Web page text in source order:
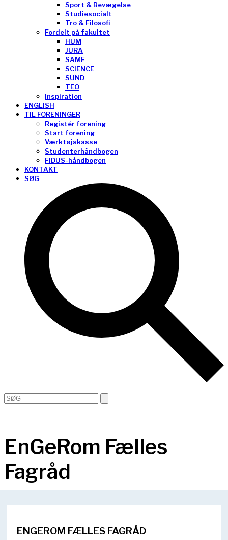
Sport & Bevægelse
Studiesocialt
Tro & Filosofi
Fordelt på fakultet
HUM
JURA
SAMF
SCIENCE
SUND
TEO
Inspiration
ENGLISH
TIL FORENINGER
Registér forening
Start forening
Værktøjskasse
Studenterhåndbogen
FIDUS-håndbogen
KONTAKT
SØG
Open
mobile
Close
mobile
Search
EnGeRom Fælles
Fagråd
ENGEROM FÆLLES FAGRÅD